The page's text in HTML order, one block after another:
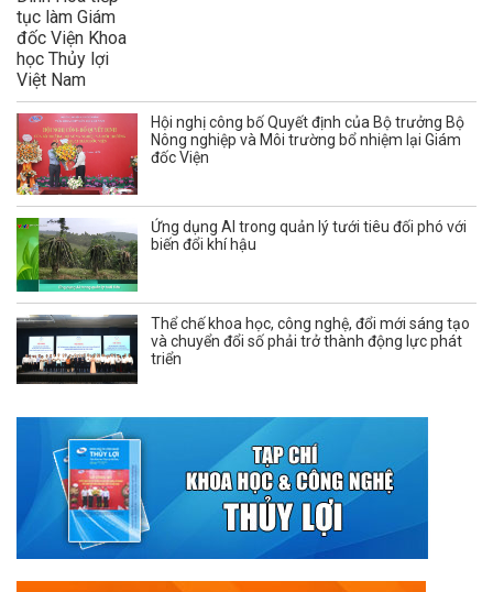
Hội nghị công bố Quyết định của Bộ trưởng Bộ
Nông nghiệp và Môi trường bổ nhiệm lại Giám
đốc Viện
Ứng dụng AI trong quản lý tưới tiêu đối phó với
biến đổi khí hậu
Thể chế khoa học, công nghệ, đổi mới sáng tạo
và chuyển đổi số phải trở thành động lực phát
triển